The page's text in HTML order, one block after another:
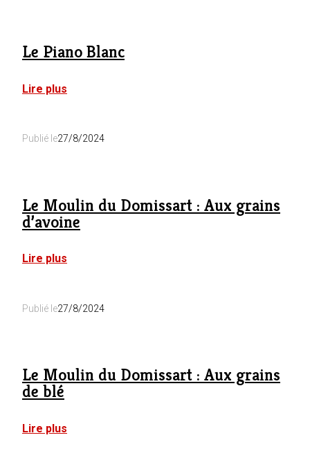
Le Piano Blanc
Lire plus
Publié le27/8/2024
Le Moulin du Domissart : Aux grains
d’avoine
Lire plus
Domissart
Publié le27/8/2024
Le Moulin du Domissart : Aux grains
de blé
Lire plus